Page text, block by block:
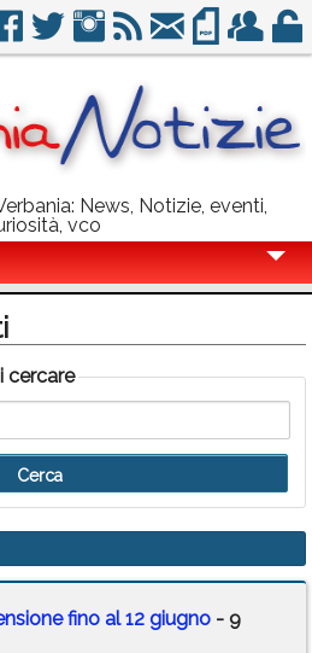
News, Notizie, eventi,
vco
cercare
fino al 12 giugno - 9